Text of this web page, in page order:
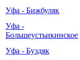
Уфа - Бижбуляк
Уфа -
Большеустьикинское
Уфа - Буздяк